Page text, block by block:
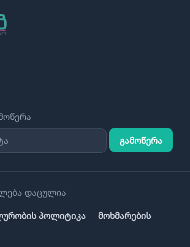
გამოწერა
დაცულია
პოლიტიკა
მოხმარების